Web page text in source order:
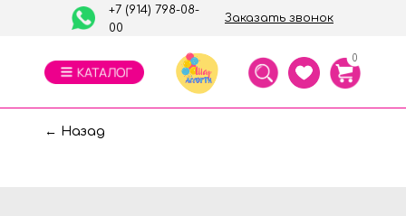
Заказать звонок
+7 (914) 798-08-
00
0
← Назад